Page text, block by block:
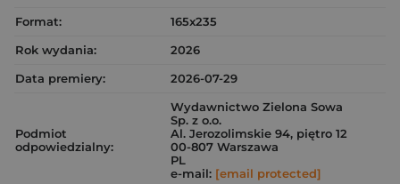
Format:
165x235
Rok wydania:
2026
Data premiery:
2026-07-29
Podmiot
odpowiedzialny:
Wydawnictwo Zielona Sowa
Sp. z o.o.
Al. Jerozolimskie 94, piętro 12
00-807 Warszawa
PL
e-mail: [email protected]